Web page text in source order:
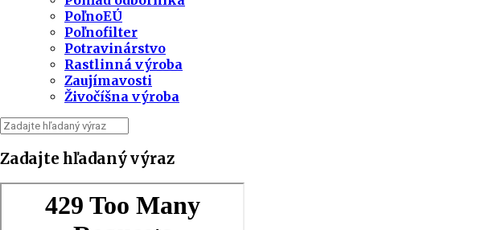
PoľnoEÚ
Poľnofilter
Potravinárstvo
Rastlinná výroba
Zaujímavosti
Živočíšna výroba
Zadajte hľadaný výraz